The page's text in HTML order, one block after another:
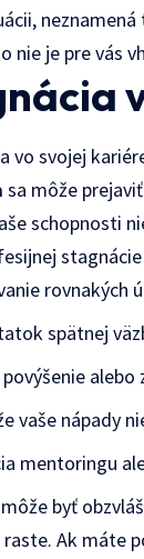
neznamená
nie je pre vás
vo svojej
sa môže
schopnosti
rovnakých
spätnej
vaše nápady
mentoringu
byť
Ak máte